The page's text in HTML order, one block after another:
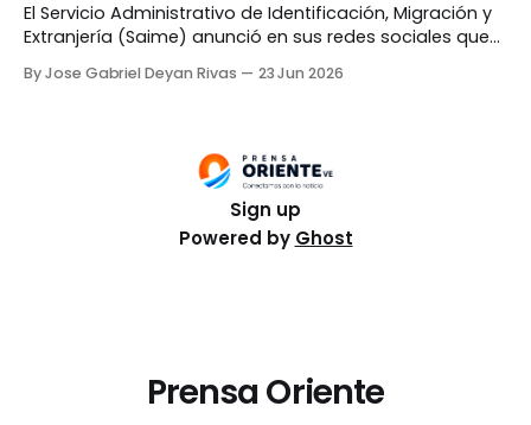
El Servicio Administrativo de Identificación, Migración y
Extranjería (Saime) anunció en sus redes sociales que
podrán tramitar la cédula de identidad de sus
By Jose Gabriel Deyan Rivas 23 Jun 2026
Sign up
Powered by Ghost
Prensa Oriente